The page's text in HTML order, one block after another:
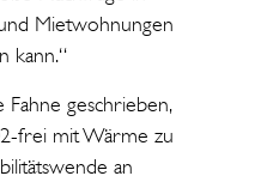
Mietwohnungen
kann.“
geschrieben,
frei mit Wärme zu
an